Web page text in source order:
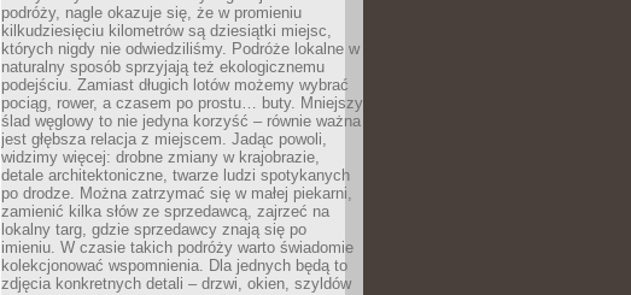
podróży, nagle okazuje się, że w promieniu
kilkudziesięciu kilometrów są dziesiątki miejsc,
których nigdy nie odwiedziliśmy. Podróże lokalne w
naturalny sposób sprzyjają też ekologicznemu
podejściu. Zamiast długich lotów możemy wybrać
pociąg, rower, a czasem po prostu… buty. Mniejszy
ślad węglowy to nie jedyna korzyść – równie ważna
jest głębsza relacja z miejscem. Jadąc powoli,
widzimy więcej: drobne zmiany w krajobrazie,
detale architektoniczne, twarze ludzi spotykanych
po drodze. Można zatrzymać się w małej piekarni,
zamienić kilka słów ze sprzedawcą, zajrzeć na
lokalny targ, gdzie sprzedawcy znają się po
imieniu. W czasie takich podróży warto świadomie
kolekcjonować wspomnienia. Dla jednych będą to
zdjęcia konkretnych detali – drzwi, okien, szyldów